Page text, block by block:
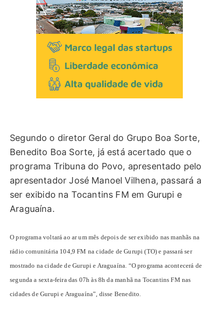
Segundo o diretor Geral do Grupo Boa Sorte,
Benedito Boa Sorte, já está acertado que o
programa Tribuna do Povo, apresentado pelo
apresentador José Manoel Vilhena, passará a
ser exibido na Tocantins FM em Gurupi e
Araguaína.
O programa voltará ao ar um mês depois de ser exibido nas manhãs na
rádio comunitária 104,9 FM na cidade de Gurupi (TO) e passará ser
mostrado na cidade de Gurupi e Araguaína. “O programa acontecerá de
segunda a sexta-feira das 07h às 8h da manhã na Tocantins FM nas
cidades de Gurupi e Araguaína”, disse Benedito.